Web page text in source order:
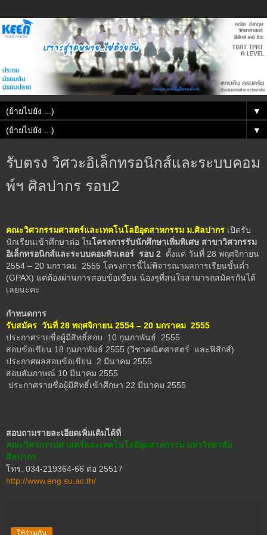
▼
▼
รับตรง วิศวะอิเล็กทรอนิกส์และระบบคอม
พ์ฯ ศิลปากร รอบ2
คณะวิศวกรรมศาสตร์และเทคโนโลยีอุตสาหกรรม ม.ศิลปากร เปิดรับ
นักเรียนเข้าศึกษาต่อ ในโครงการรับนักศึกษาเพิ่มพิเศษ สาขาวิศวกรรม
อิเล็กทรอนิกส์และระบบคอมพิวเตอร์ รอบ 2 ตั้งแต่ วันที่ 28 พฤศจิกายน
2554 – 20 มกราคม 2555 โครงการนี้ไม่พิจารณาผลการเรียนขั้นต่ำ
(GPAX) แต่ต้องผ่านการสอบข้อเขียน น้องๆที่สนใจสามารถสมัครกันได้
เลยนะคะ
กำหนดการ
รับสมัคร วันที่ 28 พฤศจิกายน 2554 – 20 มกราคม 2555
ประกาศรายชื่อผู้มีสิทธิ์สอบ 10 กุมภาพันธ์ 2555
สอบข้อเขียน 18 กุมภาพันธ์ 2555 (วิชาคณิตศาสตร์ และฟิสิกส์)
ประกาศผลสอบข้อเขียน 2 มีนาคม 2555
สอบสัมภาษณ์ 10 มีนาคม 2555
ประกาศรายชื่อผู้มีสิทธิ์เข้าศึกษา 22 มีนาคม 2555
สอบถามรายละเอียดเพิ่มเติมได้ที่
คณะวิศวกรรมศาสตร์และเทคโนโลยีอุตสาหกรรม มหาวิทยาลัย
ศิลปากร
โทร. 034-219364-66 ต่อ 25517
http://www.eng.su.ac.th/